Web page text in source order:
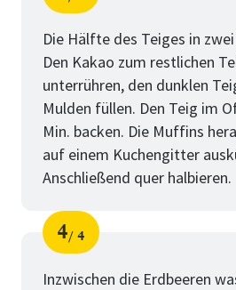
Schritt
von
Die Hälfte des Teiges in
Den Kakao zum restlichen
unterrühren, den dunklen
Mulden füllen. Den Teig im
Min. backen. Die Muffins
auf einem Kuchengitter
Anschließend quer halbieren.
Schritt
4
von
4
Inzwischen die Erdbeeren